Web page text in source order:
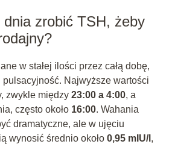
zrobić TSH, żeby
w stałej ilości przez całą dobę,
pulsacyjność. Najwyższe wartości
zwykle między 23:00 a 4:00, a
często około 16:00. Wahania
dramatyczne, ale w ujęciu
wynosić średnio około 0,95 mIU/l ,